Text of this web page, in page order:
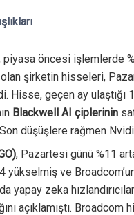
piyasa öncesi işlemlerde
şirketin hisseleri,
Hisse, geçen ay ulaştığı
Blackwell AI çiplerinin
düşüşlere rağmen
, Pazartesi günü %11
yükselmiş ve
yapay zeka
açıklamıştı.